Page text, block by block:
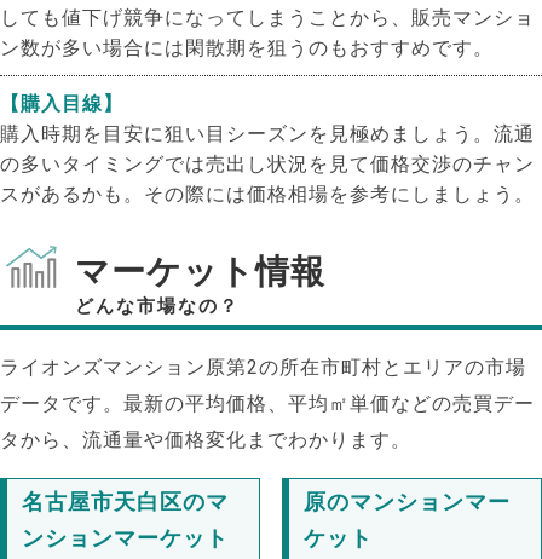
しても値下げ競争になってしまうことから、販売マンショ
ン数が多い場合には閑散期を狙うのもおすすめです。
【購入目線】
購入時期を目安に狙い目シーズンを見極めましょう。流通
の多いタイミングでは売出し状況を見て価格交渉のチャン
スがあるかも。その際には価格相場を参考にしましょう。
マーケット情報
どんな市場なの？
ライオンズマンション原第2の所在市町村とエリアの市場
データです。最新の平均価格、平均㎡単価などの売買デー
タから、流通量や価格変化までわかります。
名古屋市天白区のマ
ンションマーケット
原のマンションマー
ケット